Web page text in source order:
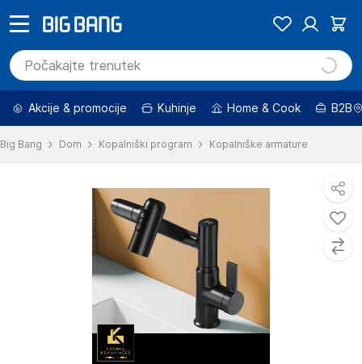
Akcije & promocije Kuhinje Home & Cook B2B
Big Bang Dom Kopalniški program Kopalniške armature